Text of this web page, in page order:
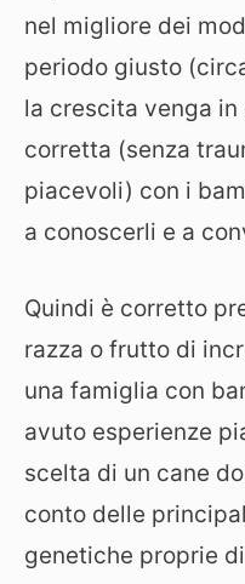
nel migliore dei
periodo giusto
la crescita venga
corretta (senza
piacevoli) con i
a conoscerli e a
Quindi è corretto
razza o frutto di
una famiglia con
avuto esperienze
scelta di un cane
conto delle
genetiche proprie